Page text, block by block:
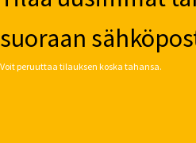
suoraan
Voit peruuttaa tilauksen koska tahansa.